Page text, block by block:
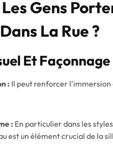
Gens
La Rue ?
Et Façonnage
: Il peut renforcer l'immersion
: En particulier dans les
est un élément crucial de la